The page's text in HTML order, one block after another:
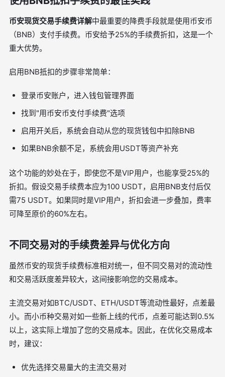
币安现货交易手续费详解中最重要的降费手段就是使用币安币
（BNB）支付手续费。币安给予25%的手续费折扣，这是一个
重大优势。
启用BNB抵扣的步骤非常简单：
登录币安账户，进入钱包管理界面
找到"用币安币支付手续费"选项
启用开关后，系统会自动从您的现货钱包中扣除BNB
如果BNB余额不足，系统会用USDT等资产补充
这个功能的妙处在于，即使您不是VIP用户，也能享受25%的
折扣。假设交易手续费本应为100 USDT，启用BNB支付后仅
需75 USDT。如果同时是VIP用户，折扣会进一步叠加，费率
可降至原价的60%左右。
不同交易对的手续费差异与优化方向
虽然币安的现货手续费标准相对统一，但不同交易对的流动性
和交易活跃度差异较大，这间接影响您的交易成本。
主流交易对如BTC/USDT、ETH/USDT等流动性最好，点差最
小。而小币种交易对如一些新上线的代币，点差可能达到0.5%
以上，这实际上增加了您的交易成本。因此，在优化交易成本
时，建议：
优先选择交易量大的主流交易对